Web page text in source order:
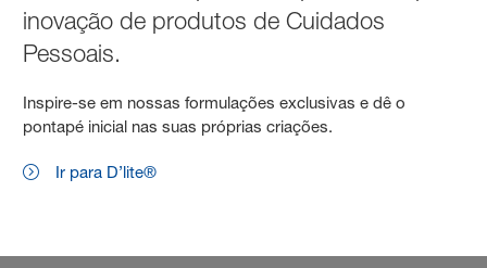
inovação de produtos de Cuidados
Pessoais.
Inspire-se em nossas formulações exclusivas e dê o
pontapé inicial nas suas próprias criações.
Ir para D’lite®